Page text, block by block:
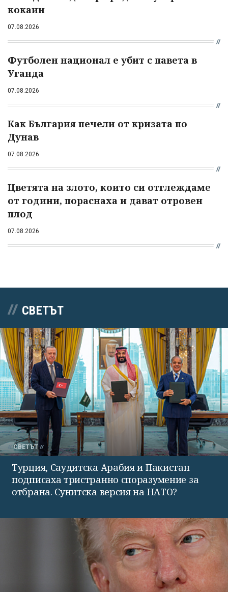
кокаин
07.08.2026
Футболен национал е убит с павета в
Уганда
07.08.2026
Как България печели от кризата по
Дунав
07.08.2026
Цветята на злото, които си отглеждаме
от години, пораснаха и дават отровен
плод
07.08.2026
СВЕТЪТ
СВЕТЪТ
Турция, Саудитска Арабия и Пакистан
подписаха тристранно споразумение за
отбрана. Сунитска версия на НАТО?